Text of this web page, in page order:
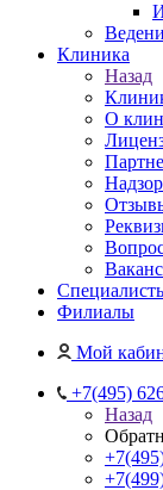
Клиника
Назад
О
Филиалы
Мой
+7(495)
Назад